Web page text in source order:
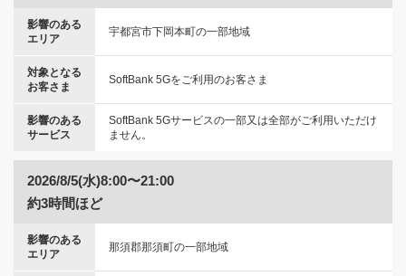
影響のある
エリア
宇都宮市下岡本町の一部地域
対象となる
お客さま
SoftBank 5Gをご利用のお客さま
影響のある
サービス
SoftBank 5Gサービスの一部又は全部がご利用いただけ
ません。
2026/8/5(水)8:00〜21:00
約3時間ほど
影響のある
エリア
那須郡那須町の一部地域